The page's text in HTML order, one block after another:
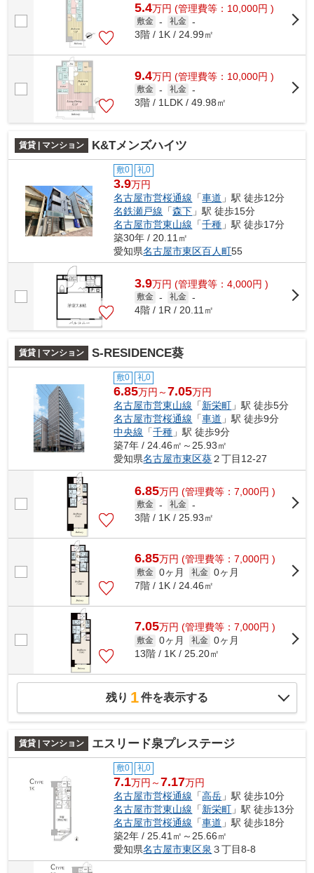
5.4万円 (管理費等：10,000円 )
敷金 - 礼金 -
3階 / 1K / 24.99㎡
9.4万円 (管理費等：10,000円 )
敷金 - 礼金 -
3階 / 1LDK / 49.98㎡
賃貸 | マンション K&Tメンズハイツ
敷0 礼0
3.9万円
名古屋市営桜通線 「車道 」駅 徒歩12分
名鉄瀬戸線 「森下 」駅 徒歩15分
名古屋市営東山線 「千種 」駅 徒歩17分
築30年 / 20.11㎡
愛知県名古屋市東区百人町55
3.9万円 (管理費等：4,000円 )
敷金 - 礼金 -
4階 / 1R / 20.11㎡
賃貸 | マンション S-RESIDENCE葵
敷0 礼0
6.85万円～7.05万円
名古屋市営東山線 「新栄町 」駅 徒歩5分
名古屋市営桜通線 「車道 」駅 徒歩9分
中央線 「千種 」駅 徒歩9分
築7年 / 24.46㎡～25.93㎡
愛知県名古屋市東区葵２丁目12-27
6.85万円 (管理費等：7,000円 )
敷金 - 礼金 -
3階 / 1K / 25.93㎡
6.85万円 (管理費等：7,000円 )
敷金 0ヶ月 礼金 0ヶ月
7階 / 1K / 24.46㎡
7.05万円 (管理費等：7,000円 )
敷金 0ヶ月 礼金 0ヶ月
13階 / 1K / 25.20㎡
残り 1件を表示する
賃貸 | マンション エスリード泉プレステージ
敷0 礼0
7.1万円～7.17万円
名古屋市営桜通線 「高岳 」駅 徒歩10分
名古屋市営東山線 「新栄町 」駅 徒歩13分
名古屋市営桜通線 「車道 」駅 徒歩18分
築2年 / 25.41㎡～25.66㎡
愛知県名古屋市東区泉 ３丁目8-8